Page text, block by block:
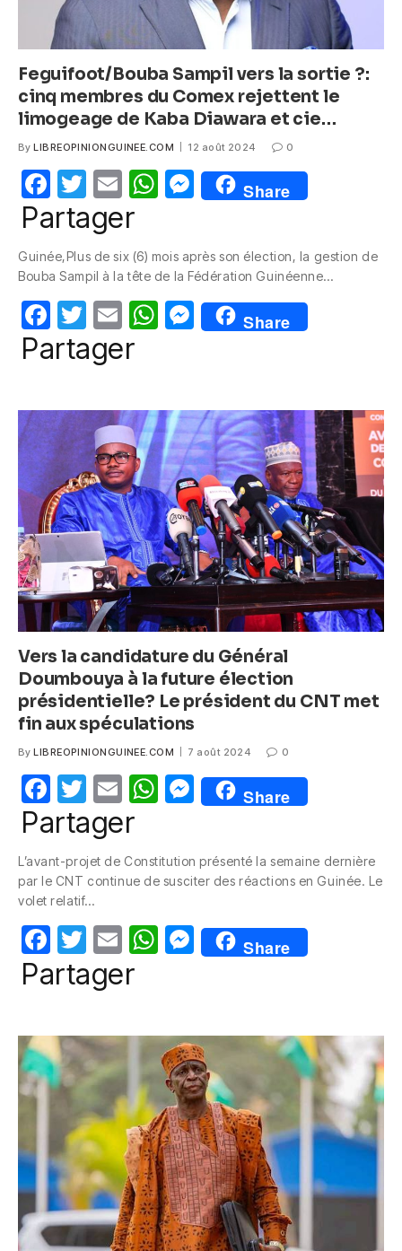
Feguifoot/Bouba Sampil vers la sortie ?:
cinq membres du Comex rejettent le
limogeage de Kaba Diawara et cie…
By LIBREOPINIONGUINEE.COM 12 août 2024 0
F
a
e
b
o
o
T
w
itt
er
E
m
W
s
A
p
M
e
e
n
g
Share
Partager
Guinée,Plus de six (6) mois après son élection, la gestion de
Bouba Sampil à la tête de la Fédération Guinéenne…
F
a
e
b
o
o
k
T
w
itt
er
E
m
W
s
A
p
p
M
e
e
n
g
er
Share
Partager
Vers la candidature du Général
Doumbouya à la future élection
présidentielle? Le président du CNT met
fin aux spéculations
By LIBREOPINIONGUINEE.COM 7 août 2024 0
F
a
e
b
o
o
k
T
w
itt
er
E
m
W
s
p
p
M
e
e
g
er
Share
Partager
L’avant-projet de Constitution présenté la semaine dernière
par le CNT continue de susciter des réactions en Guinée. Le
volet relatif…
F
a
b
o
T
w
itt
E
m
W
A
p
p
M
e
n
g
er
Share
Partager